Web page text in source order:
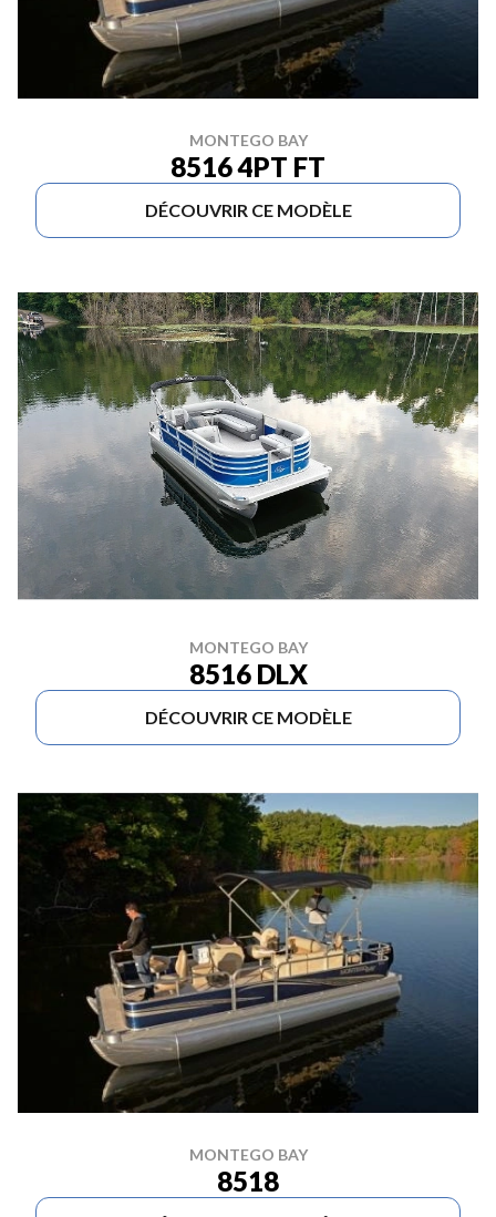
MONTEGO BAY
8516 4PT FT
DÉCOUVRIR CE MODÈLE
MONTEGO BAY
8516 DLX
DÉCOUVRIR CE MODÈLE
MONTEGO BAY
8518